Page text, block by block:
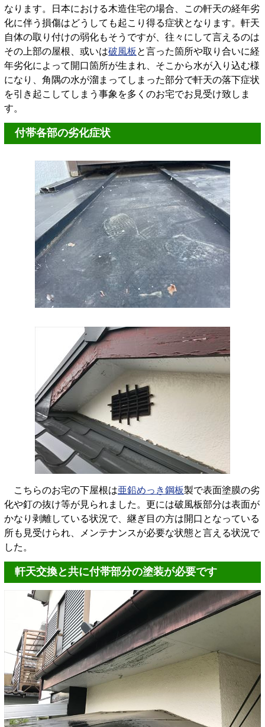
なります。日本における木造住宅の場合、この軒天の経年劣
化に伴う損傷はどうしても起こり得る症状となります。軒天
自体の取り付けの弱化もそうですが、往々にして言えるのは
その上部の屋根、或いは破風板 と言った箇所や取り合いに経
年劣化によって開口箇所が生まれ、そこから水が入り込む様
になり、角隅の水が溜まってしまった部分で軒天の落下症状
を引き起こしてしまう事象を多くのお宅でお見受け致しま
す。
付帯各部の劣化症状
こちらのお宅の下屋根は亜鉛めっき鋼板製で表面塗膜の劣
化や釘の抜け等が見られました。更には破風板部分は表面が
かなり剥離している状況で、継ぎ目の方は開口となっている
所も見受けられ、メンテナンスが必要な状態と言える状況で
した。
軒天交換と共に付帯部分の塗装が必要です